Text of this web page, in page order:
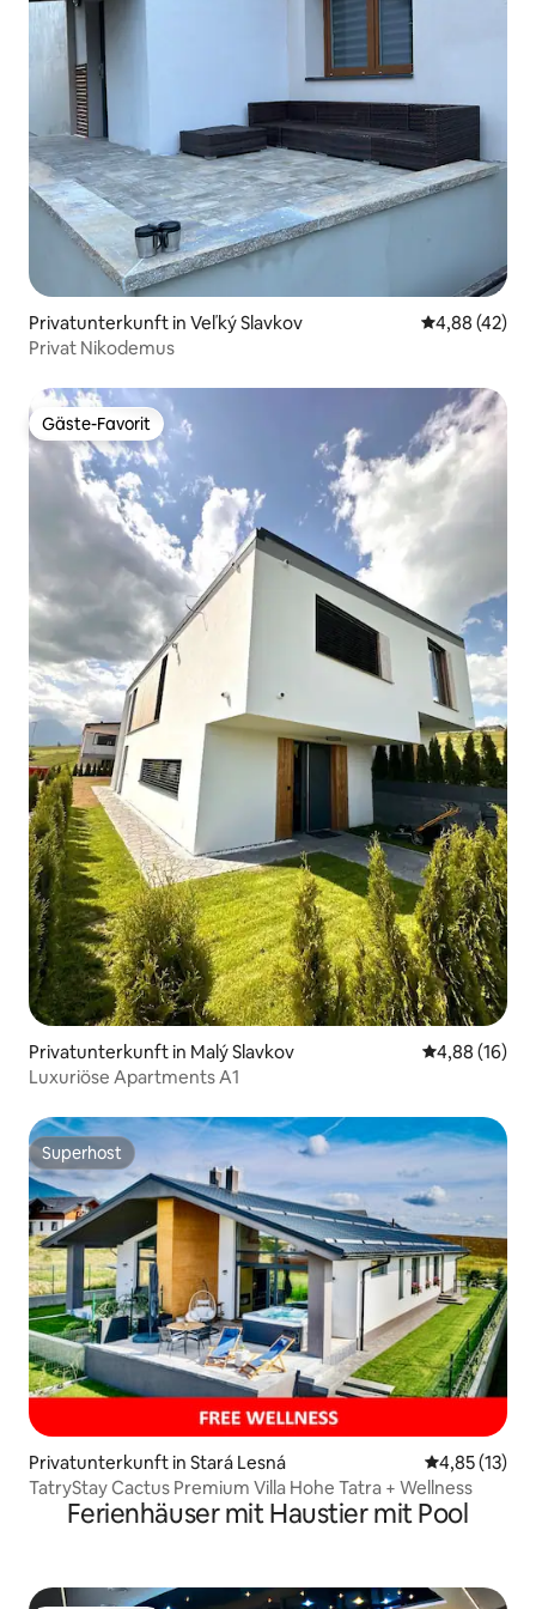
Privatunterkunft in Veľký Slavkov
4,88 (42)
Privat Nikodemus
Gäste-Favorit
Gäste-Favorit
Privatunterkunft in Malý Slavkov
4,88 (16)
Luxuriöse Apartments A1
Superhost
Superhost
Privatunterkunft in Stará Lesná
4,85 (13)
TatryStay Cactus Premium Villa Hohe Tatra + Wellness
Ferienhäuser mit Haustier mit Pool